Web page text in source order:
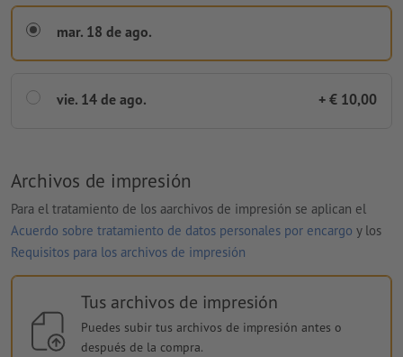
mar. 18 de ago.
vie. 14 de ago. + € 10,00
Archivos de impresión
Para el tratamiento de los aarchivos de impresión se aplican el
Acuerdo sobre tratamiento de datos personales por encargo y los
Requisitos para los archivos de impresión
Tus archivos de impresión
Puedes subir tus archivos de impresión antes o
después de la compra.